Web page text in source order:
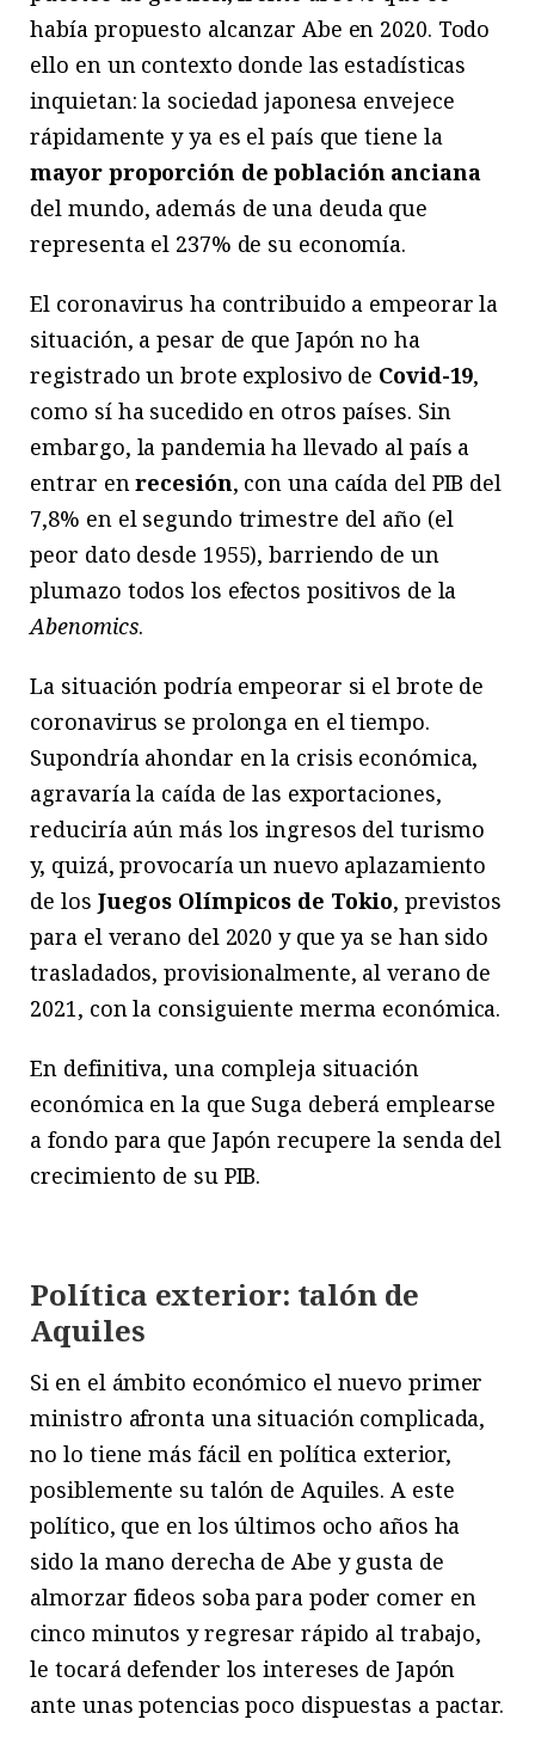
había propuesto alcanzar Abe en 2020. Todo
ello en un contexto donde las estadísticas
inquietan: la sociedad japonesa envejece
rápidamente y ya es el país que tiene la
mayor proporción de población anciana
del mundo, además de una deuda que
representa el 237% de su economía.
El coronavirus ha contribuido a empeorar la
situación, a pesar de que Japón no ha
registrado un brote explosivo de Covid-19,
como sí ha sucedido en otros países. Sin
embargo, la pandemia ha llevado al país a
entrar enrecesión, con una caída del PIB del
7,8% en el segundo trimestre del año (el
peor dato desde 1955), barriendo de un
plumazo todos los efectos positivos de la
Abenomics.
La situación podría empeorar si el brote de
coronavirus se prolonga en el tiempo.
Supondría ahondar en la crisis económica,
agravaría la caída de las exportaciones,
reduciría aún más los ingresos del turismo
y, quizá, provocaría un nuevo aplazamiento
de los Juegos Olímpicos de Tokio, previstos
para el verano del 2020 y que ya se han sido
trasladados, provisionalmente, al verano de
2021, con la consiguiente merma económica.
En definitiva, una compleja situación
económica en la que Suga deberá emplearse
a fondo para que Japón recupere la senda del
crecimiento de su PIB.
Política exterior: talón de
Aquiles
Si en el ámbito económico el nuevo primer
ministro afronta una situación complicada,
no lo tiene más fácil en política exterior,
posiblemente su talón de Aquiles. A este
político, que en los últimos ocho años ha
sido la mano derecha de Abe y gusta de
almorzar fideos soba para poder comer en
cinco minutos y regresar rápido al trabajo,
le tocará defender los intereses de Japón
ante unas potencias poco dispuestas a pactar.